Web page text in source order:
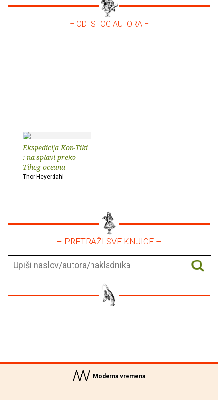
– OD ISTOG AUTORA –
Ekspedicija Kon-Tiki
: na splavi preko
Tihog oceana
Thor Heyerdahl
– PRETRAŽI SVE KNJIGE –
Moderna vremena